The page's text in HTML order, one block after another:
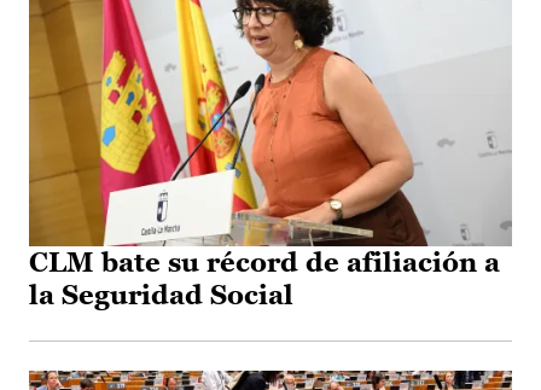
CLM bate su récord de afiliación a
la Seguridad Social